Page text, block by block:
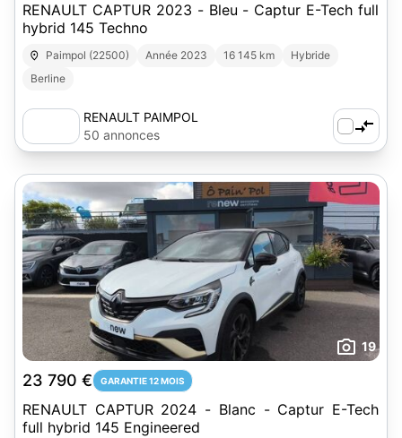
RENAULT CAPTUR 2023 - Bleu - Captur E-Tech full
hybrid 145 Techno
Paimpol (22500) Année 2023 16 145 km
Hybride
Berline
RENAULT PAIMPOL
50 annonces
19
23 790 € GARANTIE 12 MOIS
RENAULT CAPTUR 2024 - Blanc - Captur E-Tech
full hybrid 145 Engineered